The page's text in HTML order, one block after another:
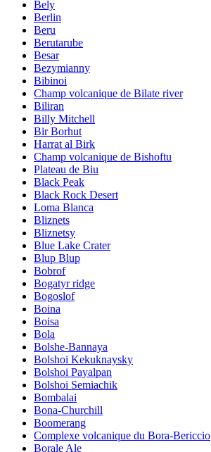
Bely
Berlin
Beru
Berutarube
Besar
Bezymianny
Bibinoi
Champ volcanique de Bilate river
Biliran
Billy Mitchell
Bir Borhut
Harrat al Birk
Champ volcanique de Bishoftu
Plateau de Biu
Black Peak
Black Rock Desert
Loma Blanca
Bliznets
Bliznetsy
Blue Lake Crater
Blup Blup
Bobrof
Bogatyr ridge
Bogoslof
Boina
Boisa
Bola
Bolshe-Bannaya
Bolshoi Kekuknaysky
Bolshoi Payalpan
Bolshoi Semiachik
Bombalai
Bona-Churchill
Boomerang
Complexe volcanique du Bora-Bericcio
Borale Ale